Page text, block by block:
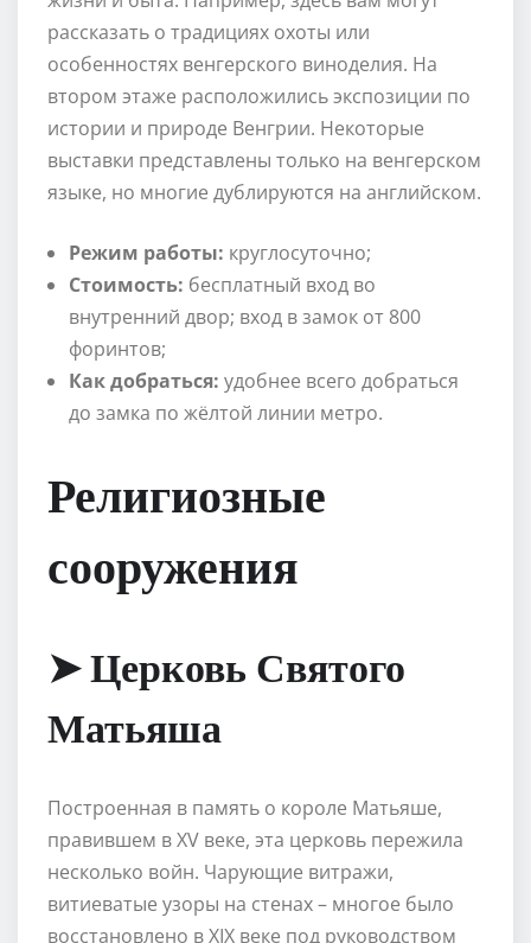
рассказать о традициях охоты или
особенностях венгерского виноделия. На
втором этаже расположились экспозиции по
истории и природе Венгрии. Некоторые
выставки представлены только на венгерском
языке, но многие дублируются на английском.
Режим работы: круглосуточно;
Стоимость: бесплатный вход во
внутренний двор; вход в замок от 800
форинтов;
Как добраться: удобнее всего добраться
до замка по жёлтой линии метро.
Религиозные
сооружения
➤ Церковь Святого
Матьяша
Построенная в память о короле Матьяше,
правившем в XV веке, эта церковь пережила
несколько войн. Чарующие витражи,
витиеватые узоры на стенах – многое было
восстановлено в XIX веке под руководством